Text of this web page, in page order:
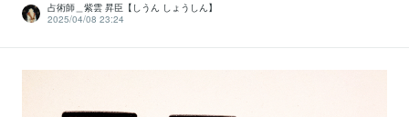
占術師＿紫雲 昇臣【しうん しょうしん】
2025/04/08 23:24